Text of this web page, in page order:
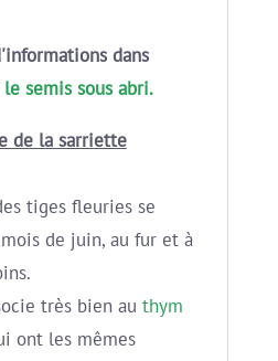
dans
semis sous abri.
de la sarriette
tiges fleuries se
de juin, au fur et à
très bien au thym
ont les mêmes